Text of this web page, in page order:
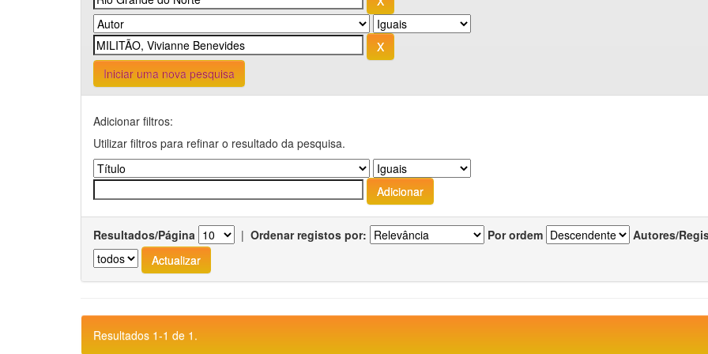
Iniciar uma nova pesquisa
Adicionar filtros:
Utilizar filtros para refinar o resultado da pesquisa.
Resultados/Página | Ordenar registos por: Por ordem Autores/
Resultados 1-1 de 1.